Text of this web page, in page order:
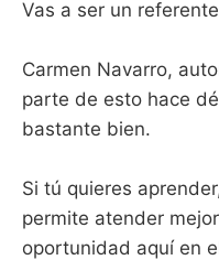
Vas a ser un
Carmen Navarro,
parte de esto hace
bastante bien.
Si tú quieres
permite atender
oportunidad aquí en